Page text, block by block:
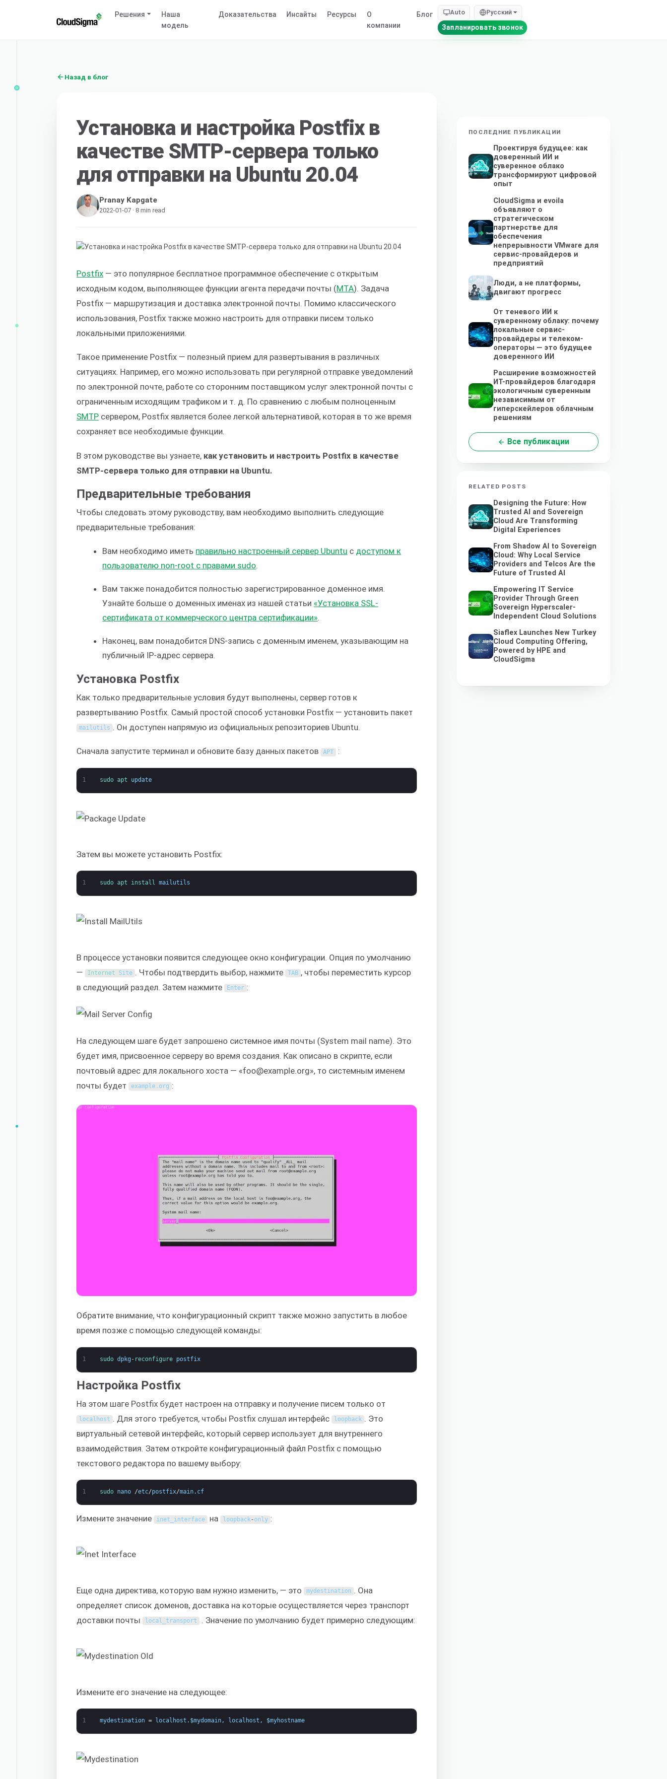
Решения
Наша
модель
Доказательства Инсайты Ресурсы
О
компании
Блог Auto Русский
Запланировать звонок
Назад в блог
Установка и настройка Postfix в
качестве SMTP-сервера только
для отправки на Ubuntu 20.04
Pranay Kapgate
2022-01-07 · 8 min read
Postfix — это популярное бесплатное программное обеспечение с открытым
исходным кодом, выполняющее функции агента передачи почты (MTA). Задача
Postfix — маршрутизация и доставка электронной почты. Помимо классического
использования, Postfix также можно настроить для отправки писем только
локальными приложениями.
Такое применение Postfix — полезный прием для развертывания в различных
ситуациях. Например, его можно использовать при регулярной отправке уведомлений
по электронной почте, работе со сторонним поставщиком услуг электронной почты с
ограниченным исходящим трафиком и т. д. По сравнению с любым полноценным
SMTP сервером, Postfix является более легкой альтернативой, которая в то же время
сохраняет все необходимые функции.
В этом руководстве вы узнаете, как установить и настроить Postfix в качестве
SMTP-сервера только для отправки на Ubuntu.
Предварительные требования
Чтобы следовать этому руководству, вам необходимо выполнить следующие
предварительные требования:
Вам необходимо иметь правильно настроенный сервер Ubuntu с доступом к
пользователю non-root с правами sudo
Вам также понадобится полностью зарегистрированное доменное имя.
Узнайте больше о доменных именах из нашей статьи «Установка SSL-
сертификата от коммерческого центра сертификации».
Наконец, вам понадобится DNS-запись с доменным именем, указывающим на
публичный IP-адрес сервера.
Установка Postfix
Как только предварительные условия будут выполнены, сервер готов к
развертыванию Postfix. Самый простой способ установки Postfix — установить пакет
mailutils . Он доступен напрямую из официальных репозиториев Ubuntu.
Сначала запустите терминал и обновите базу данных пакетов APT :
1 sudo apt update
Затем вы можете установить Postfix:
1 sudo apt install mailutils
В процессе установки появится следующее окно конфигурации. Опция по умолчанию
— Internet Site . Чтобы подтвердить выбор, нажмите TAB , чтобы переместить курсор
в следующий раздел. Затем нажмите Enter :
На следующем шаге будет запрошено системное имя почты (System mail name). Это
будет имя, присвоенное серверу во время создания. Как описано в скрипте, если
почтовый адрес для локального хоста — «foo@example.org», то системным именем
почты будет example . org :
Обратите внимание, что конфигурационный скрипт также можно запустить в любое
время позже с помощью следующей команды:
1 sudo dpkg - reconfigure postfix
Настройка Postfix
На этом шаге Postfix будет настроен на отправку и получение писем только от
localhost . Для этого требуется, чтобы Postfix слушал интерфейс loopback . Это
виртуальный сетевой интерфейс, который сервер использует для внутреннего
взаимодействия. Затем откройте конфигурационный файл Postfix с помощью
текстового редактора по вашему выбору:
1 sudo nano /etc/postfix/main. cf
Измените значение inet_interface на loopback- only :
Еще одна директива, которую вам нужно изменить, — это mydestination . Она
определяет список доменов, доставка на которые осуществляется через транспорт
доставки почты local_transport . Значение по умолчанию будет примерно следующим:
Измените его значение на следующее:
1 mydestination = localhost . $mydomain, localhost , $myhostname
ПОСЛЕДНИЕ ПУБЛИКАЦИИ
Проектируя будущее: как
доверенный ИИ и
суверенное облако
трансформируют цифровой
опыт
CloudSigma и evoila
объявляют о
стратегическом
партнерстве для
обеспечения
непрерывности VMware для
сервис-провайдеров и
предприятий
Люди, а не платформы,
двигают прогресс
От теневого ИИ к
суверенному облаку: почему
локальные сервис-
провайдеры и телеком-
операторы — это будущее
доверенного ИИ
Расширение возможностей
ИТ-провайдеров благодаря
экологичным суверенным
независимым от
гиперскейлеров облачным
решениям
Все публикации
RELATED POSTS
Designing the Future: How
Trusted AI and Sovereign
Cloud Are Transforming
Digital Experiences
From Shadow AI to Sovereign
Cloud: Why Local Service
Providers and Telcos Are the
Future of Trusted AI
Empowering IT Service
Provider Through Green
Sovereign Hyperscaler-
Independent Cloud Solutions
Siaflex Launches New Turkey
Cloud Computing Offering,
Powered by HPE and
CloudSigma